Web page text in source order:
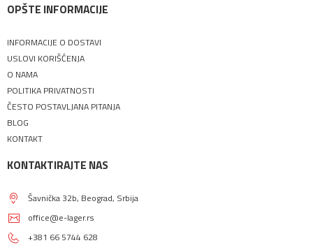
OPŠTE INFORMACIJE
INFORMACIJE O DOSTAVI
USLOVI KORIŠĆENJA
O NAMA
POLITIKA PRIVATNOSTI
ČESTO POSTAVLJANA PITANJA
BLOG
KONTAKT
KONTAKTIRAJTE NAS
Šavnička 32b, Beograd, Srbija
office@e-lager.rs
+381 66 5744 628